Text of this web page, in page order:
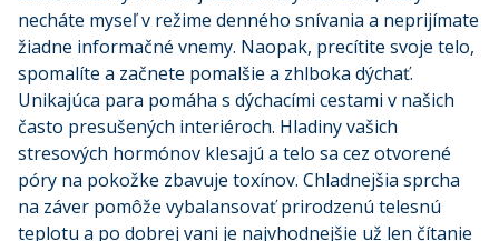
necháte myseľ v režime denného snívania a neprijímate
žiadne informačné vnemy. Naopak, precítite svoje telo,
spomalíte a začnete pomalšie a zhlboka dýchať.
Unikajúca para pomáha s dýchacími cestami v našich
často presušených interiéroch. Hladiny vašich
stresových hormónov klesajú a telo sa cez otvorené
póry na pokožke zbavuje toxínov. Chladnejšia sprcha
na záver pomôže vybalansovať prirodzenú telesnú
teplotu a po dobrej vani je najvhodnejšie už len čítanie